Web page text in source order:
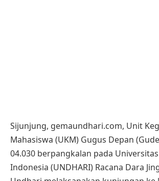
Sijunjung, gemaundhari.com, Unit
Mahasiswa (UKM) Gugus Depan
04.030 berpangkalan pada
Indonesia (UNDHARI) Racana Dara